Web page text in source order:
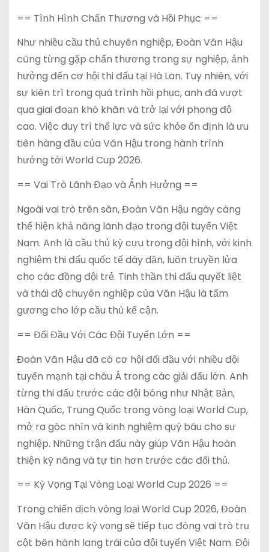
== Tình Hình Chấn Thương và Hồi Phục ==
Như nhiều cầu thủ chuyên nghiệp, Đoàn Văn Hậu
cũng từng gặp chấn thương trong sự nghiệp, ảnh
hưởng đến cơ hội thi đấu tại Hà Lan. Tuy nhiên, với
sự kiên trì trong quá trình hồi phục, anh đã vượt
qua giai đoạn khó khăn và trở lại với phong độ
cao. Việc duy trì thể lực và sức khỏe ổn định là ưu
tiên hàng đầu của Văn Hậu trong hành trình
hướng tới World Cup 2026.
== Vai Trò Lãnh Đạo và Ảnh Hưởng ==
Ngoài vai trò trên sân, Đoàn Văn Hậu ngày càng
thể hiện khả năng lãnh đạo trong đội tuyển Việt
Nam. Anh là cầu thủ kỳ cựu trong đội hình, với kinh
nghiệm thi đấu quốc tế dày dặn, luôn truyền lửa
cho các đồng đội trẻ. Tinh thần thi đấu quyết liệt
và thái độ chuyên nghiệp của Văn Hậu là tấm
gương cho lớp cầu thủ kế cận.
== Đối Đầu Với Các Đội Tuyển Lớn ==
Đoàn Văn Hậu đã có cơ hội đối đầu với nhiều đội
tuyển mạnh tại châu Á trong các giải đấu lớn. Anh
từng thi đấu trước các đội bóng như Nhật Bản,
Hàn Quốc, Trung Quốc trong vòng loại World Cup,
mở ra góc nhìn và kinh nghiệm quý báu cho sự
nghiệp. Những trận đấu này giúp Văn Hậu hoàn
thiện kỹ năng và tự tin hơn trước các đối thủ.
== Kỳ Vọng Tại Vòng Loại World Cup 2026 ==
Trong chiến dịch vòng loại World Cup 2026, Đoàn
Văn Hậu được kỳ vọng sẽ tiếp tục đóng vai trò trụ
cột bên hành lang trái của đội tuyển Việt Nam. Đội